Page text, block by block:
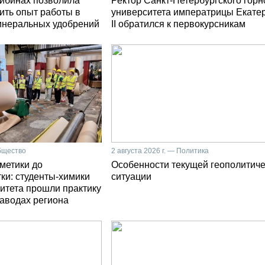
опыт работы в
удобрений
университета императрицы
II обратился к первокурсникам
до
студенты-химики
прошли практику
региона
2 августа 2026 г. — Политика
Особенности текущей
ситуации